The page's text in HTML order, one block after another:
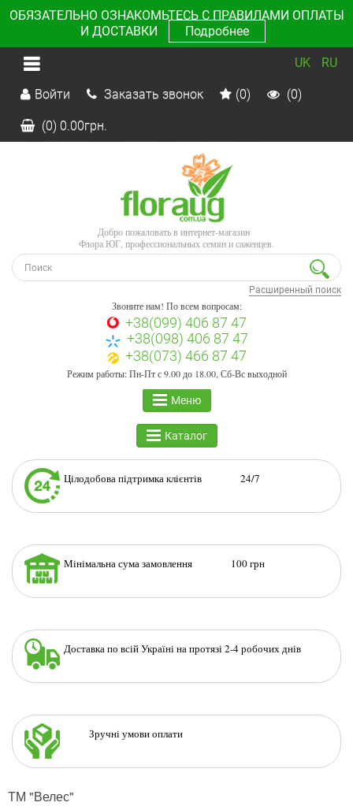
ОБЯЗАТЕЛЬНО ОЗНАКОМЬТЕСЬ С ПРАВИЛАМИ ОПЛАТЫ
И ДОСТАВКИ
Подробнее
UK RU
Войти Заказать звонок (0) (0)
(0) 0.00грн.
Добро пожаловать в интернет-магазин
Флора ЮГ, профессиональных семян и саженцев.
Расширенный поиск
Звоните нам! По всем вопросам:
+38(099) 406 87 47
+38(098) 406 87 47
+38(073) 466 87 47
Режим работы: Пн-Пт с 9.00 до 18.00, Сб-Вс выходной
Меню
Каталог
Цілодобова підтримка клієнтів 24/7
Мінімальна сума замовлення 100 грн
Доставка по всій Україні на протязі 2-4 робочих днів
Зручні умови оплати
ТМ "Велес"